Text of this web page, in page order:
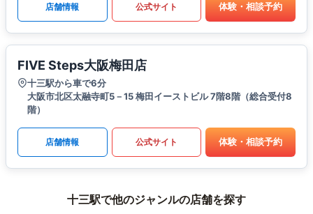
店舗情報 公式サイト 体験・相談予約
FIVE Steps大阪梅田店
十三駅から車で6分
大阪市北区太融寺町5－15 梅田イーストビル 7階8階（総合受付8
階）
店舗情報 公式サイト 体験・相談予約
十三駅で他のジャンルの店舗を探す